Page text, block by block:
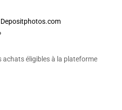
Depositphotos.com
achats éligibles à la plateforme